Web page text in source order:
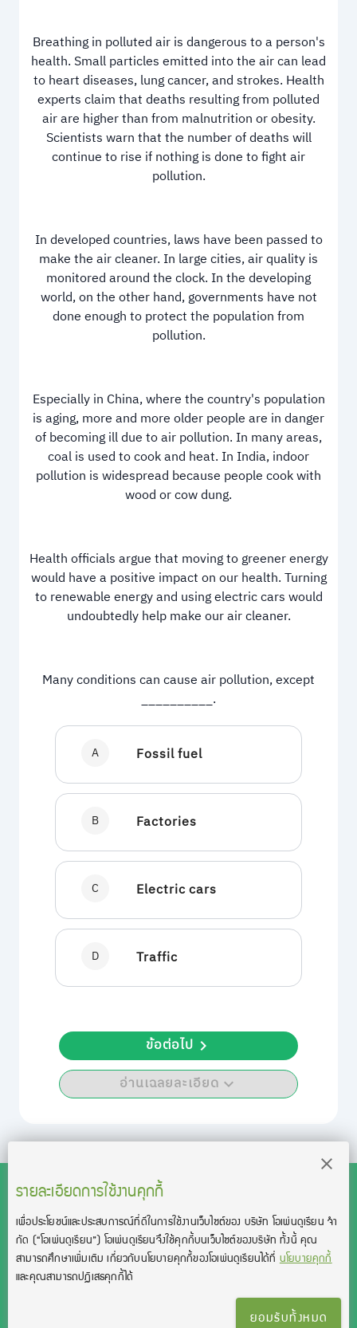
Breathing in polluted air is dangerous to a person's
health. Small particles emitted into the air can lead
to heart diseases, lung cancer, and strokes. Health
experts claim that deaths resulting from polluted
air are higher than from malnutrition or obesity.
Scientists warn that the number of deaths will
continue to rise if nothing is done to fight air
pollution.
In developed countries, laws have been passed to
make the air cleaner. In large cities, air quality is
monitored around the clock. In the developing
world, on the other hand, governments have not
done enough to protect the population from
pollution.
Especially in China, where the country's population
is aging, more and more older people are in danger
of becoming ill due to air pollution. In many areas,
coal is used to cook and heat. In India, indoor
pollution is widespread because people cook with
wood or cow dung.
Health officials argue that moving to greener energy
would have a positive impact on our health. Turning
to renewable energy and using electric cars would
undoubtedly help make our air cleaner.
Many conditions can cause air pollution, except
__________.
A Fossil fuel
B Factories
C Electric cars
D Traffic
อ่านเฉลยละเอียด
ข้อต่อไป
รายละเอียดการใช้งานคุกกี้
เพื่อประโยชน์และประสบการณ์ที่ดีในการใช้งานเว็บไซต์ของ บริษัท โอเพ่นดูเรียน จํา
กัด (“โอเพ่นดูเรียน”)โอเพ่นดูเรียนจึงใช้คุกกี้บนเว็บไซต์ของบริษัท ทั้งนี้ คุณ
สามารถศึกษาเพิ่มเติม เกี่ยวกับนโยบายคุกกี้ของโอเพ่นดูเรียนได้ที่นโยบายคุกกี้
และคุณสามารถปฏิเสธคุกกี้ได้
ยอมรับทั้งหมด
สงวนลิขสิทธิ์โดย บริษัท โอเพ่นดูเรียน จำกัด 2021 ©︎ OpenDurian
Co., Ltd.
TOEIC® and TOEFL® are registered trademarks of Educational Testing
ติดต่อเรา